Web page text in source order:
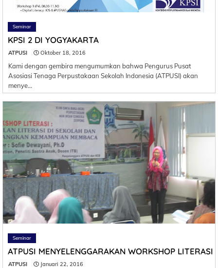
Seminar
KPSI 2 DI YOGYAKARTA
ATPUSI Oktober 18, 2016
Kami dengan gembira mengumumkan bahwa Pengurus Pusat
Asosiasi Tenaga Perpustakaan Sekolah Indonesia (ATPUSI) akan
menye…
Seminar
ATPUSI MENYELENGGARAKAN WORKSHOP LITERASI
ATPUSI Januari 22, 2016